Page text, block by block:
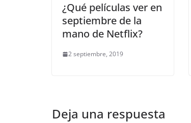
¿Qué películas ver en
septiembre de la
mano de Netflix?
2 septiembre, 2019
Deja una respuesta